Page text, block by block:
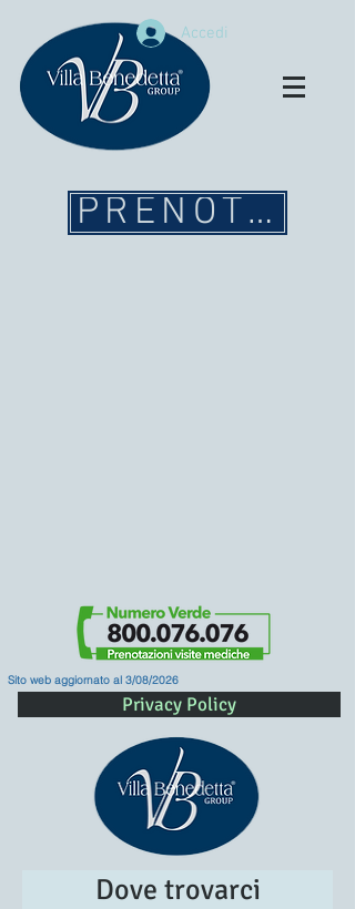
Accedi
Sito web aggiornato al 3/08/2026
Privacy Policy
Dove trovarci